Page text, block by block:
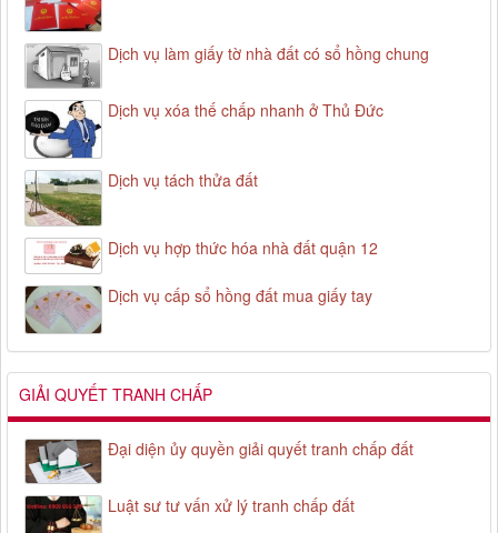
Dịch vụ làm giấy tờ nhà đất có sổ hồng chung
Dịch vụ xóa thế chấp nhanh ở Thủ Đức
Dịch vụ tách thửa đất
Dịch vụ hợp thức hóa nhà đất quận 12
Dịch vụ cấp sổ hồng đất mua giấy tay
GIẢI QUYẾT TRANH CHẤP
Đại diện ủy quyền giải quyết tranh chấp đất
Luật sư tư vấn xử lý tranh chấp đất